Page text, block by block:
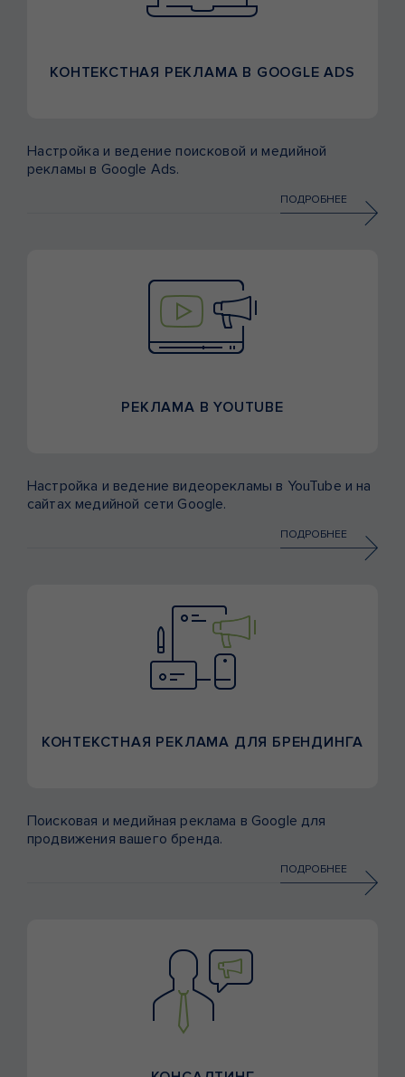
КОНТЕКСТНАЯ РЕКЛАМА В GOOGLE ADS
Настройка и ведение поисковой и медийной
рекламы в Google Ads.
ПОДРОБНЕЕ
РЕКЛАМА В YOUTUBE
Настройка и ведение видеорекламы в YouTube и на
сайтах медийной сети Google.
ПОДРОБНЕЕ
КОНТЕКСТНАЯ РЕКЛАМА ДЛЯ БРЕНДИНГА
Поисковая и медийная реклама в Google для
продвижения вашего бренда.
ПОДРОБНЕЕ